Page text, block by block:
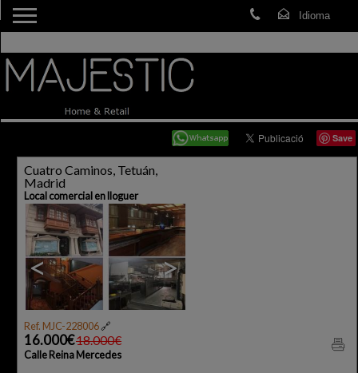
Save
Cuatro Caminos, Tetuán,
Madrid
Local comercial en lloguer
< >
Ref. MJC-228006🔗
16.000€18.000€
Calle Reina Mercedes